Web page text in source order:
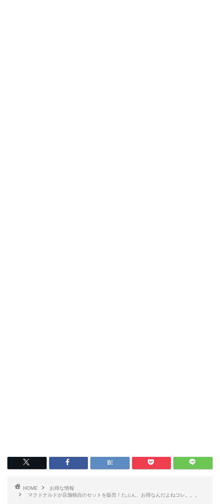
HOME
お得な情報
マクドナルドが店舗独自のセットを販売！たぶん、お得なんだよねコレ。。。